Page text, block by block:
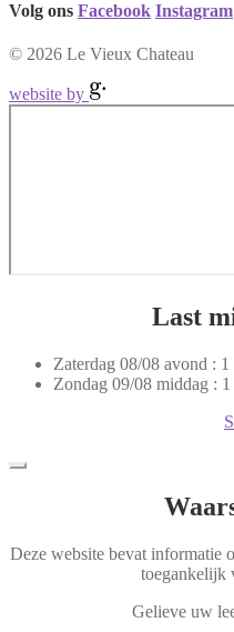
Volg ons Facebook Instagram
© 2026 Le Vieux Chateau
website by
Last
Zaterdag 08/08 avond : 1
Zondag 09/08 middag : 1
Deze website bevat informatie
toegankelijk
Gelieve uw